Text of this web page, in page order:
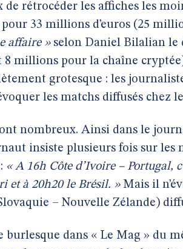
rétrocéder les affiches les
33 millions d’euros (25
affaire »selon Daniel Bilalian le
8 millions pour la chaîne
grotesque : les
les matchs diffusés chez
nombreux. Ainsi dans le
insiste plusieurs fois sur les
« A 16h Côte d’Ivoire – Portugal,
et à 20h20 le Brésil. »Mais il
– Nouvelle Zélande)
burlesque dans « Le Mag » du